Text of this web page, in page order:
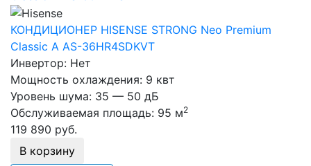
КОНДИЦИОНЕР HISENSE STRONG Neo Premium
Classic A AS-36HR4SDKVT
Инвертор: Нет
Мощность охлаждения: 9 квт
Уровень шума: 35 — 50 дБ
Обслуживаемая площадь: 95 м2
119 890 руб.
В корзину